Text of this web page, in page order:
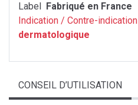
Label Fabriqué en France
Indication / Contre-indication
dermatologique
CONSEIL D’UTILISATION